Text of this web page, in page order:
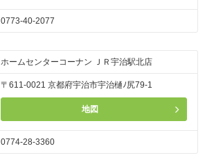
0773-40-2077
ホームセンターコーナン ＪＲ宇治駅北店
〒611-0021 京都府宇治市宇治樋ﾉ尻79-1
地図
0774-28-3360